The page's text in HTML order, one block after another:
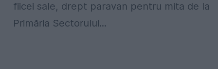
fiicei sale, drept paravan pentru mita de la
Primăria Sectorului...